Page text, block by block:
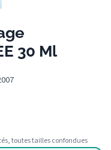
30 Ml
toutes tailles confondues